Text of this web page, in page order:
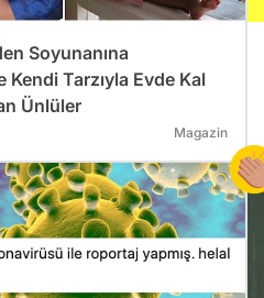
Soyunanına
Kendi Tarzıyla Evde Kal
Ünlüler
Magazin